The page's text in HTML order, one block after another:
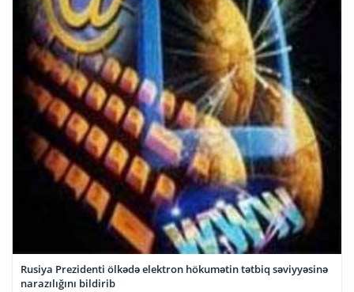
Rusiya Prezidenti ölkədə elektron hökumətin tətbiq səviyyəsinə
narazılığını bildirib